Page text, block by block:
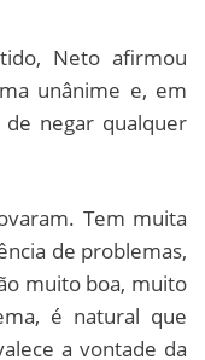
Neto afirmou
unânime e, em
negar qualquer
Tem muita
de problemas,
muito boa, muito
é natural que
a vontade da